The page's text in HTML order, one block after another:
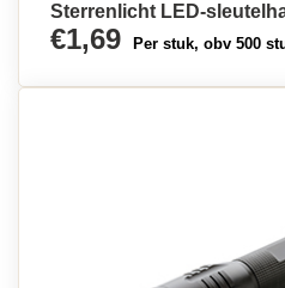
Sterrenlicht LED-
€1,69 Per stuk, obv 500